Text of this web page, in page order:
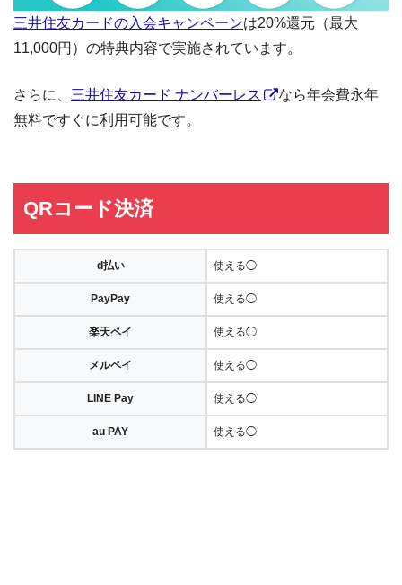
三井住友カードの入会キャンペーンは20%還元（最大
11,000円）の特典内容で実施されています。
さらに、 三井住友カード ナンバーレス
なら年会費永年
無料ですぐに利用可能です。
QRコード決済
d払い 使える◯
PayPay 使える◯
楽天ペイ 使える◯
メルペイ 使える◯
LINE Pay 使える◯
au PAY 使える◯